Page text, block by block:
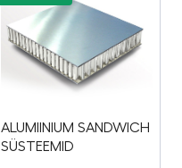
ALUMIINIUM SANDWICH
SÜSTEEMID